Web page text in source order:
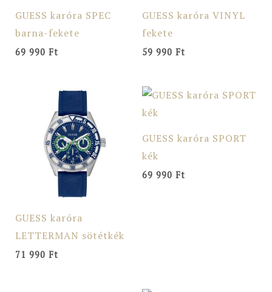
GUESS karóra SPEC
barna-fekete
69 990 Ft
GUESS karóra VINYL
fekete
59 990 Ft
GUESS karóra
LETTERMAN sötétkék
71 990 Ft
GUESS karóra SPORT
kék
69 990 Ft